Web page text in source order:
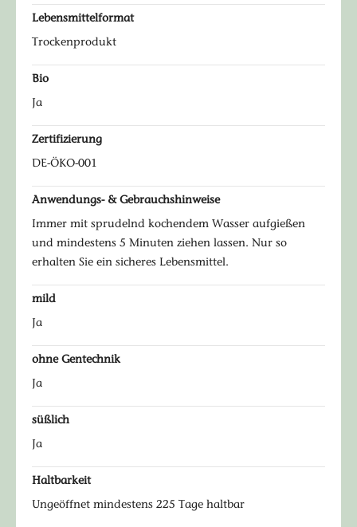
Lebensmittelformat
Trockenprodukt
Bio
Ja
Zertifizierung
DE-ÖKO-001
Anwendungs- & Gebrauchshinweise
Immer mit sprudelnd kochendem Wasser aufgießen
und mindestens 5 Minuten ziehen lassen. Nur so
erhalten Sie ein sicheres Lebensmittel.
mild
Ja
ohne Gentechnik
Ja
süßlich
Ja
Haltbarkeit
Ungeöffnet mindestens 225 Tage haltbar